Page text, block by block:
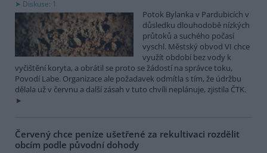
Diskuse: 1
Potok Bylanka v Pardubicích v
důsledku dlouhodobě nízkých
průtoků a suchého počasí
vyschl. Městský obvod VI chce
využít období bez vody k
vyčištění koryta, a obrátil se proto se žádostí na správce toku,
Povodí Labe. Organizace ale požadavek odmítla s tím, že údržbu
dělala už v červnu a další zásah v tuto chvíli neplánuje, zjistila ČTK.
Červený chce peníze ušetřené za rekultivaci rozdělit
obcím podle původní dohody